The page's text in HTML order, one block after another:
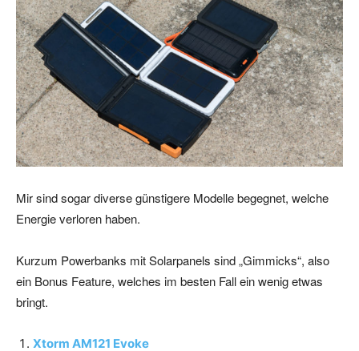
Mir sind sogar diverse günstigere Modelle begegnet, welche
Energie verloren haben.
Kurzum Powerbanks mit Solarpanels sind „Gimmicks“, also
ein Bonus Feature, welches im besten Fall ein wenig etwas
bringt.
Xtorm AM121 Evoke